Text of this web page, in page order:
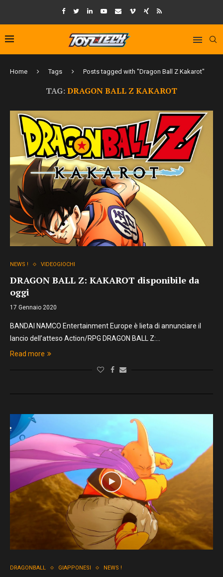
Home Tags Posts tagged with "Dragon Ball Z Kakarot"
TAG:DRAGON BALL Z KAKAROT
NEWS ! VIDEOGIOCHI
DRAGON BALL Z: KAKAROT disponibile da
oggi
17 Gennaio 2020
BANDAI NAMCO Entertainment Europe è lieta di annunciare il
lancio dell’atteso Action/RPG DRAGON BALL Z:…
Read more
DRAGONBALL GIAPPONESI NEWS !